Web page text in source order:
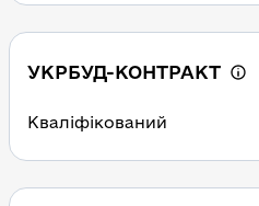
УКРБУД-КОНТРАКТ
Кваліфікований